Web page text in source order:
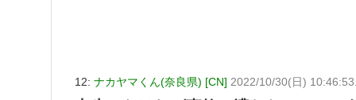
12: ナカヤマくん(奈良県) [CN] 2022/10/30(日)